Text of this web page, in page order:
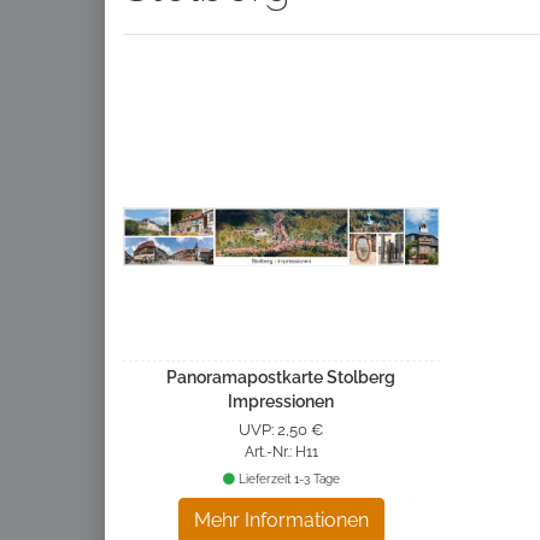
Panoramapostkarte Stolberg
Impressionen
UVP: 2,50 €
Art.-Nr.: H11
Mehr Informationen
Lieferzeit 1-3 Tage